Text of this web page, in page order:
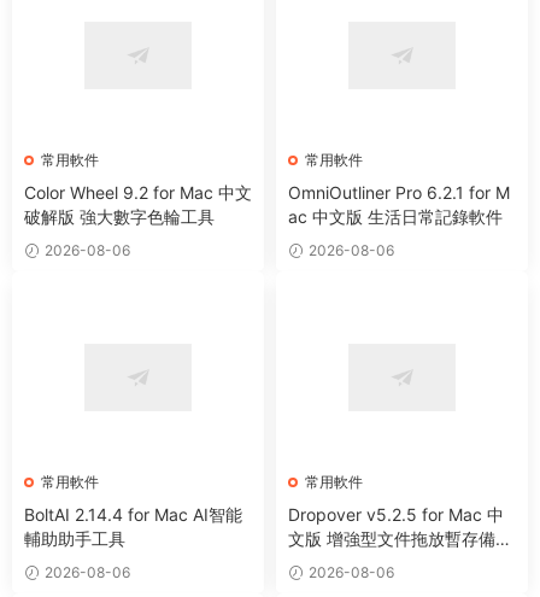
常用軟件
Color Wheel 9.2 for Mac 中文
破解版 強大數字色輪工具
2026-08-06
常用軟件
OmniOutliner Pro 6.2.1 for M
ac 中文版 生活日常記錄軟件
2026-08-06
常用軟件
BoltAI 2.14.4 for Mac AI智能
輔助助手工具
2026-08-06
常用軟件
Dropover v5.2.5 for Mac 中
文版 增強型文件拖放暫存備用
整理工具
2026-08-06